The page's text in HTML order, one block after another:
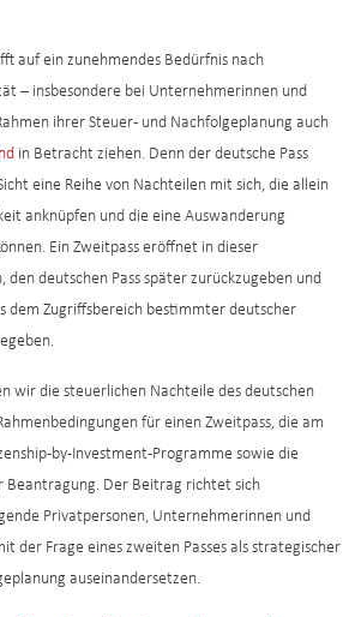
auf ein zunehmendes Bedürfnis nach
– insbesondere bei Unternehmerinnen und
ihrer Steuer- und Nachfolgeplanung auch
in Betracht ziehen. Denn der deutsche Pass
eine Reihe von Nachteilen mit sich, die allein
anknüpfen und die eine Auswanderung
Ein Zweitpass eröffnet in dieser
den deutschen Pass später zurückzugeben und
dem Zugriffsbereich bestimmter deutscher
wir die steuerlichen Nachteile des deutschen
für einen Zweitpass, die am
by-Investment-Programme sowie die
Beantragung. Der Beitrag richtet sich
Privatpersonen, Unternehmerinnen und
der Frage eines zweiten Passes als strategischer
auseinandersetzen.